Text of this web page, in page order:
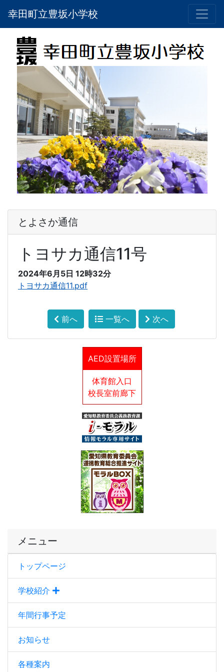
幸田町立豊坂小学校
AED設置場所
体育館入口
校長室前廊下
メニュー
トップページ
学校紹介
年間行事予定
お知らせ
各種案内
とよさか通信
トヨサカ通信11号
2024年6月5日 12時32分
トヨサカ通信11.pdf
前へ 一覧へ 次へ